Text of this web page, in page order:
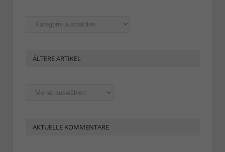
Rubriken
ÄLTERE ARTIKEL
Ältere
Artikel
AKTUELLE KOMMENTARE